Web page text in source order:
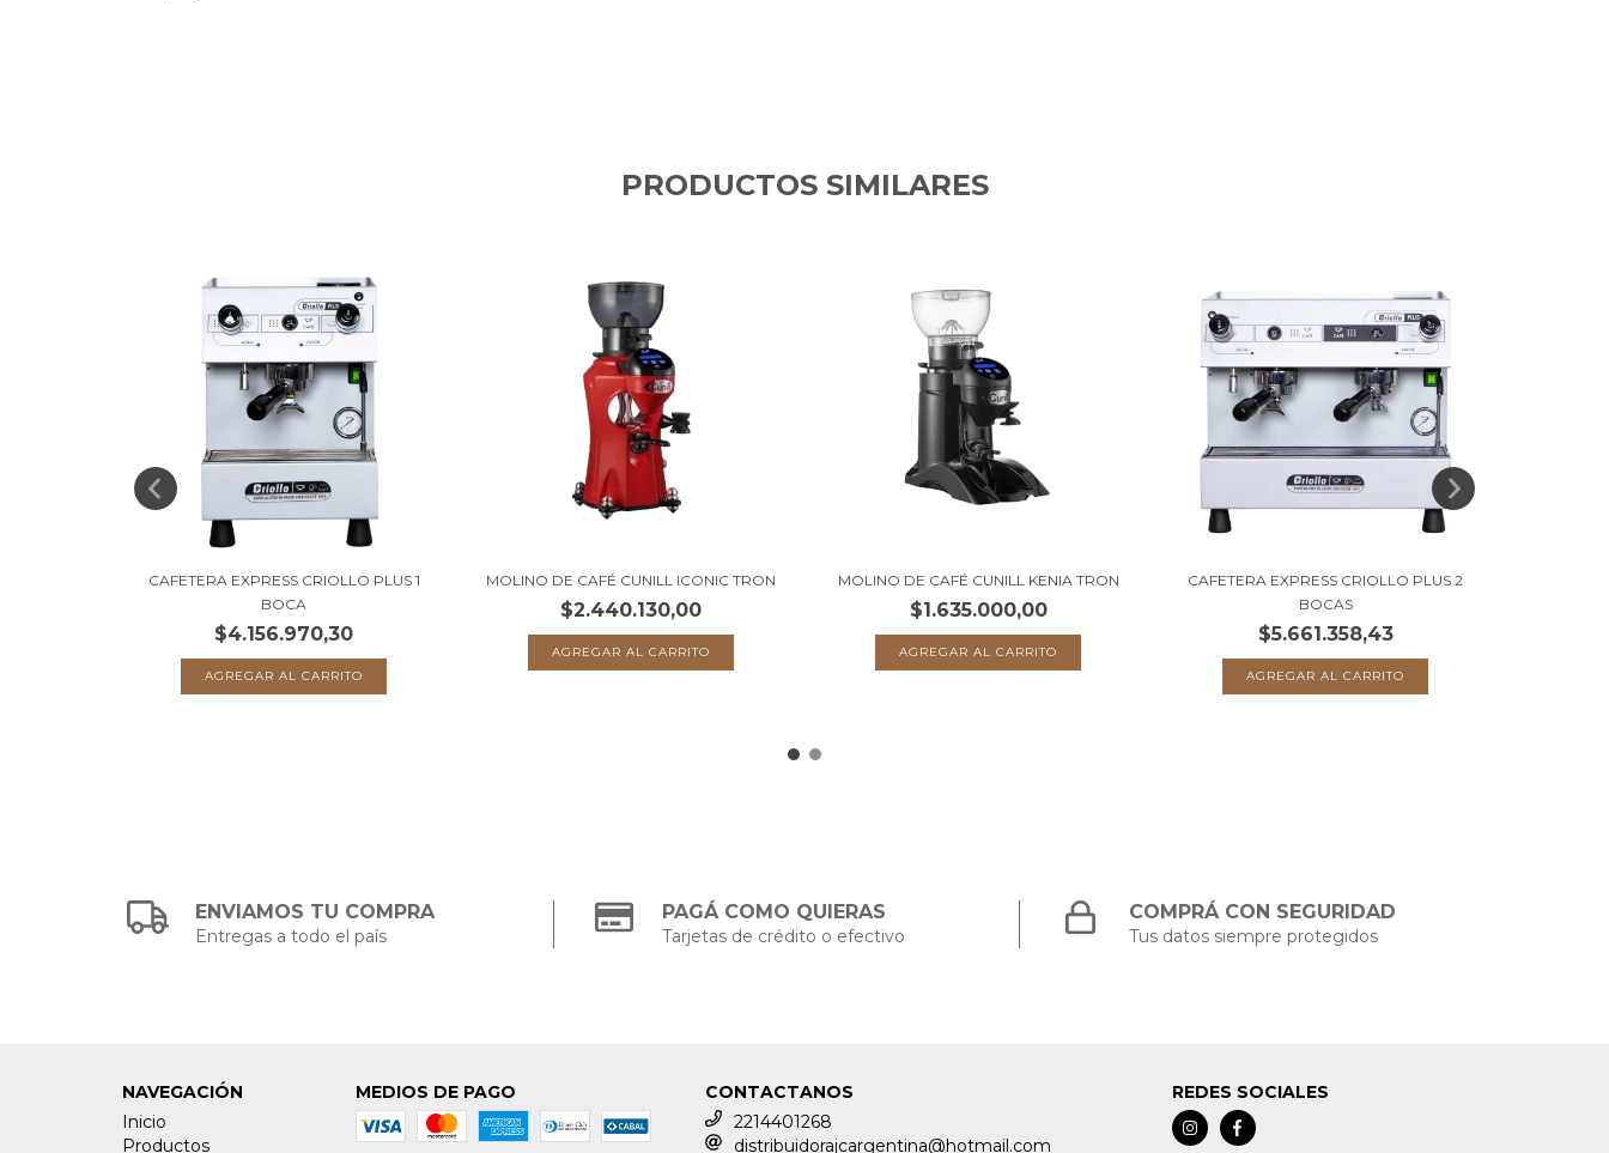
PRODUCTOS SIMILARES
CAFETERA EXPRESS CRIOLLO PLUS 1
BOCA
$4.156.970,30
MOLINO DE CAFÉ CUNILL ICONIC TRON
$2.440.130,00
MOLINO DE CAFÉ CUNILL KENIA TRON
$1.635.000,00
CAFETERA EXPRESS CRIOLLO PLUS 2
BOCAS
$5.661.358,43
ENVIAMOS TU COMPRA
Entregas a todo el país
PAGÁ COMO QUIERAS
Tarjetas de crédito o efectivo
COMPRÁ CON SEGURIDAD
Tus datos siempre protegidos
NAVEGACIÓN
Inicio
Productos
MEDIOS DE PAGO
CONTACTANOS
2214401268
distribuidorajcargentina@hotmail.com
REDES SOCIALES